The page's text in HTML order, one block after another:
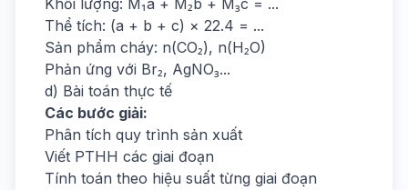
Khối lượng: M₁a + M₂b + M₃c = ...
Thể tích: (a + b + c) × 22.4 = ...
Sản phẩm cháy: n(CO₂), n(H₂O)
Phản ứng với Br₂, AgNO₃...
d) Bài toán thực tế
Các bước giải:
Phân tích quy trình sản xuất
Viết PTHH các giai đoạn
Tính toán theo hiệu suất từng giai đoạn